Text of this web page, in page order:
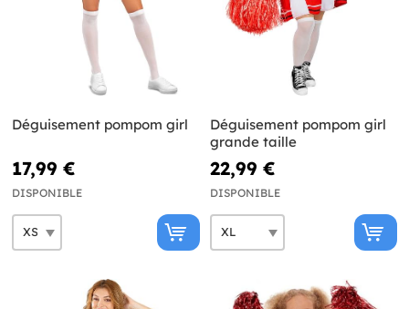
Déguisement pompom girl
17,99 €
DISPONIBLE
Déguisement pompom girl
grande taille
22,99 €
DISPONIBLE